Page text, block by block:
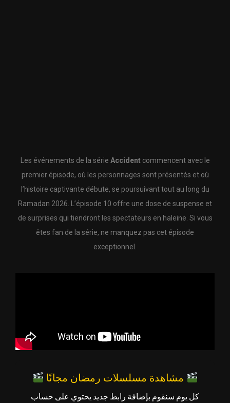
Les événements de la série Accidentcommencent avec le
premier épisode, où les personnages sont présentés et où
l’histoire captivante débute, se poursuivant tout au long du
Ramadan 2026. L’épisode 10 offre une dose de suspense et
de surprises qui tiendront les spectateurs en haleine. Si vous
êtes fan de la série, ne manquez pas cet épisode
exceptionnel.
كل يوم سنقوم بإضافة رابط جديد يحتوي على حساب